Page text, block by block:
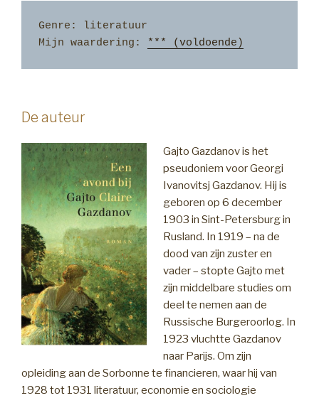
Genre: literatuur
Mijn waardering:
*** (voldoende)
De auteur
Gajto Gazdanov is het
pseudoniem voor Georgi
Ivanovitsj Gazdanov. Hij is
geboren op 6 december
1903 in Sint-Petersburg in
Rusland. In 1919 – na de
dood van zijn zuster en
vader – stopte Gajto met
zijn middelbare studies om
deel te nemen aan de
Russische Burgeroorlog. In
1923 vluchtte Gazdanov
naar Parijs. Om zijn
opleiding aan de Sorbonne te financieren, waar hij van
1928 tot 1931 literatuur, economie en sociologie